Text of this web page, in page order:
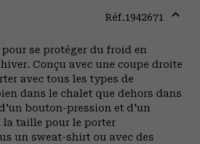
Réf.1942671
se protéger du froid en
Conçu avec une coupe droite
avec tous les types de
dans le chalet que dehors dans
bouton-pression et d'un
la taille pour le porter
un sweat-shirt ou avec des